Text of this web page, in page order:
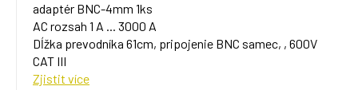
adaptér BNC-4mm 1ks
AC rozsah 1 A ... 3000 A
Dĺžka prevodníka 61cm, pripojenie BNC samec, , 600V
CAT III
Zjistit více